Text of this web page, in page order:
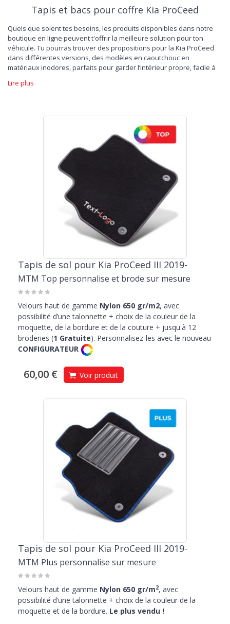
Tapis et bacs pour coffre Kia ProCeed
Quels que soient tes besoins, les produits disponibles dans notre
boutique en ligne peuvent t'offrir la meilleure solution pour ton
véhicule. Tu pourras trouver des propositions pour la Kia ProCeed
dans différentes versions, des modèles en caoutchouc en
matériaux inodores, parfaits pour garder l’intérieur propre, facile à
de donner un nouveau look sportif, pour un nouveau plaisir de
préserver l'esthétique et la capacité de charge de ta voiture, et
particulièrement adapté pour transporter tes amis quadripèdes,
pour une agréable promenade au parc ou en dehors de la ville.
Les tapis Kia ProCeed représentent également le choix idéal pour
ceux qui ont besoin de personnaliser leur auto. Chaque produit peut
être personnalisé en fonction de tes besoins. Choisis la couleur qui
correspond le mieux à la couleur des intérieurs et des plastiques, ou
embellis le tapis de ta ProCeed avec une écriture de type racing, une
proposition dédiée aux passionnés du tuning qui veulent rendre
leur véhicule original et ne jamais passer inaperçu.
Le catalogue proposeprotections de coffre sur mesure
modèle. Une proposition très charmante et sur mesure aux
dimensions du plancher de la voiture, et qui peut devenir tienne à
un prix spécial grâce aux nombreuses promotions dédiées à la
vente en ligne et présents dans la vitrine. Découvrez les offres de
MTMShop et choisissez maintenant le bac et les tapis de sol pour
votre ProCeed.
Lire plus
Tapis de sol pour Kia ProCeed III 2019-
MTM Top personnalise et brode sur mesure
Velours haut de gamme Nylon 650 gr/m2, avec
possibilité d’une talonnette + choix de la couleur de la
moquette, de la bordure et de la couture + jusqu'à 12
broderies (1 Gratuite). Personnalisez-les avec le nouveau
CONFIGURATEUR
60,00 € Voir produit
Tapis de sol pour Kia ProCeed III 2019-
MTM Plus personnalise sur mesure
Velours haut de gamme Nylon 650 gr/m2, avec
possibilité d’une talonnette + choix de la couleur de la
moquette et de la bordure. Le plus vendu !